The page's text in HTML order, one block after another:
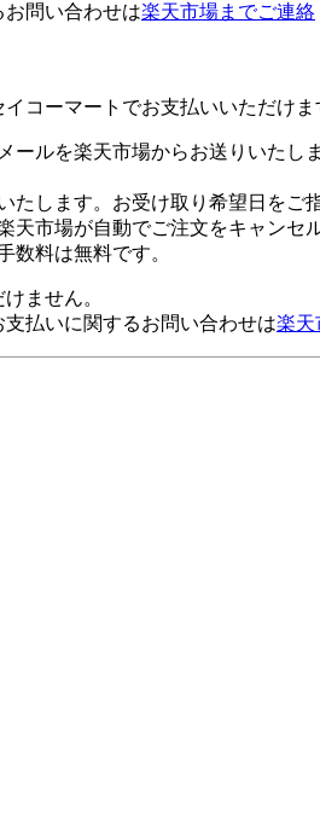
問い合わせは楽天市場までご連絡
コーマートでお支払いいただけま
ルを楽天市場からお送りいたしま
たします。お受け取り希望日をご
天市場が自動でご注文をキャンセ
数料は無料です。
ません。
払いに関するお問い合わせは楽天